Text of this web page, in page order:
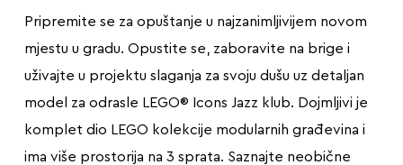
Pripremite se za opuštanje u najzanimljivijem novom
mjestu u gradu. Opustite se, zaboravite na brige i
uživajte u projektu slaganja za svoju dušu uz detaljan
model za odrasle LEGO® Icons Jazz klub. Dojmljivi je
komplet dio LEGO kolekcije modularnih građevina i
ima više prostorija na 3 sprata. Saznajte neobične